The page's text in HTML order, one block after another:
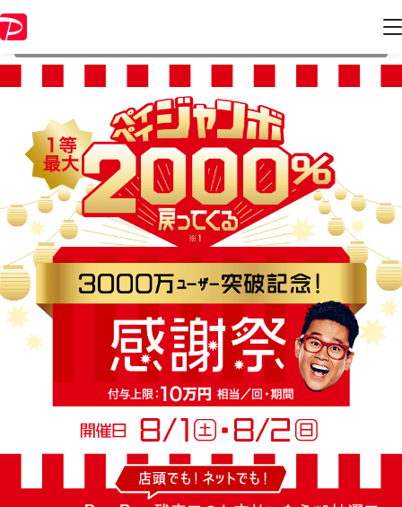
情報はキャンペーン終了時点のものになります。